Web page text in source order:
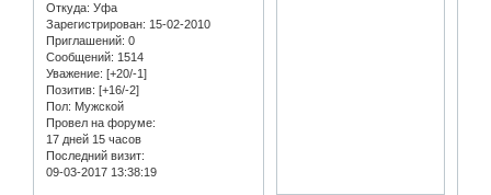
Откуда: Уфа
Зарегистрирован: 15-02-2010
Приглашений: 0
Сообщений: 1514
Уважение: [+20/-1]
Позитив: [+16/-2]
Пол: Мужской
Провел на форуме:
17 дней 15 часов
Последний визит:
09-03-2017 13:38:19